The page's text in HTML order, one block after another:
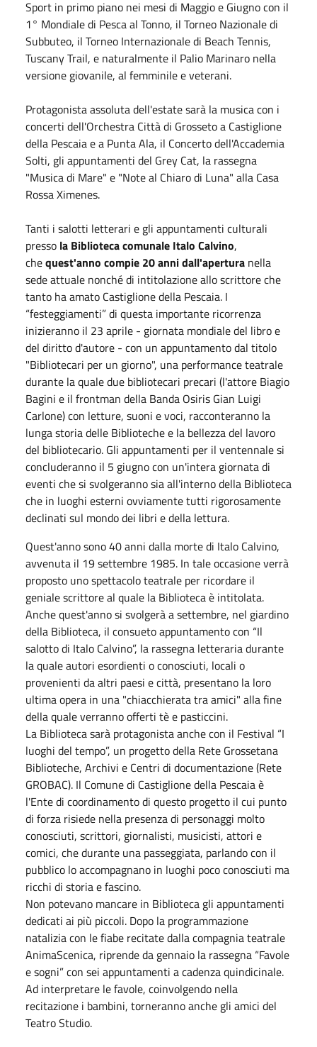
Sport in primo piano nei mesi di Maggioe Giugnocon il
1° Mondiale di Pesca al Tonno, il Torneo Nazionale di
Subbuteo, il Torneo Internazionale di Beach Tennis,
Tuscany Trail, e naturalmente il Palio Marinaro nella
versione giovanile, al femminile e veterani.
Protagonista assoluta dell'estate sarà la musica con i
concerti dell'Orchestra Città di Grosseto a Castiglione
della Pescaia e a Punta Ala, il Concerto dell'Accademia
Solti, gli appuntamenti del Grey Cat, la rassegna
"Musica di Mare" e "Note al Chiaro di Luna" alla Casa
Rossa Ximenes.
Tanti i salotti letterari e gli appuntamenti culturali
presso la Biblioteca comunale Italo Calvino,
chequest'anno compie 20 anni dall'apertura nella
sede attuale nonché di intitolazione allo scrittore che
tanto ha amato Castiglione della Pescaia. I
“festeggiamenti” di questa importante ricorrenza
inizieranno il 23 aprile - giornata mondiale del libro e
del diritto d'autore - con un appuntamento dal titolo
"Bibliotecari per un giorno", una performance teatrale
durante la quale due bibliotecari precari (l'attore Biagio
Bagini e il frontman della Banda Osiris Gian Luigi
Carlone) con letture, suoni e voci, racconteranno la
lunga storia delle Biblioteche e la bellezza del lavoro
del bibliotecario. Gli appuntamenti per il ventennale si
concluderanno il 5 giugno con un'intera giornata di
eventi che si svolgeranno sia all'interno della Biblioteca
che in luoghi esterni ovviamente tutti rigorosamente
declinati sul mondo dei libri e della lettura.
Quest'anno sono 40 anni dalla morte di Italo Calvino,
avvenuta il 19settembre 1985. In tale occasione verrà
proposto uno spettacolo teatrale per ricordare il
geniale scrittore al quale la Biblioteca è intitolata.
Anche quest'anno si svolgerà a settembre, nel giardino
della Biblioteca, il consueto appuntamento con “Il
salotto di Italo Calvino”, la rassegna letteraria durante
la quale autori esordienti o conosciuti, locali o
provenienti da altri paesi e città, presentano la loro
ultima opera in una "chiacchierata tra amici" alla fine
della quale verranno offerti tè e pasticcini.
La Biblioteca sarà protagonista anche con il Festival “I
luoghi del tempo”, un progetto della Rete Grossetana
Biblioteche, Archivi e Centri di documentazione (Rete
GROBAC). Il Comune di Castiglione della Pescaia è
l'Ente di coordinamento di questo progetto il cui punto
di forza risiede nella presenza di personaggi molto
conosciuti, scrittori, giornalisti, musicisti, attori e
comici, che durante una passeggiata, parlando con il
pubblico lo accompagnano in luoghi poco conosciuti ma
ricchi di storia e fascino.
Non potevano mancare in Biblioteca gli appuntamenti
dedicati ai più piccoli. Dopo la programmazione
natalizia con le fiabe recitate dalla compagnia teatrale
AnimaScenica, riprende da gennaio la rassegna “Favole
e sogni” con sei appuntamenti a cadenza quindicinale.
Ad interpretare le favole, coinvolgendo nella
recitazione i bambini, torneranno anche gli amici del
Teatro Studio.